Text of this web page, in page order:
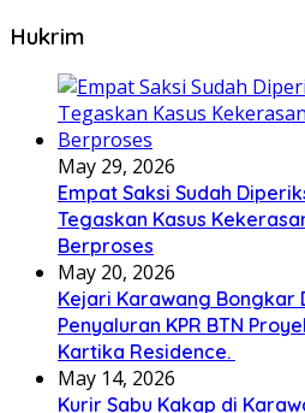
Hukrim
May 29, 2026
Empat Saksi Sudah
Tegaskan Kasus
Berproses
May 20, 2026
Kejari Karawang Bongkar
Penyaluran KPR BTN
Kartika Residence.
May 14, 2026
Kurir Sabu Kakap di